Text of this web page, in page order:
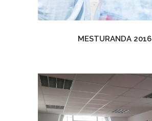
MESTURANDA 2016